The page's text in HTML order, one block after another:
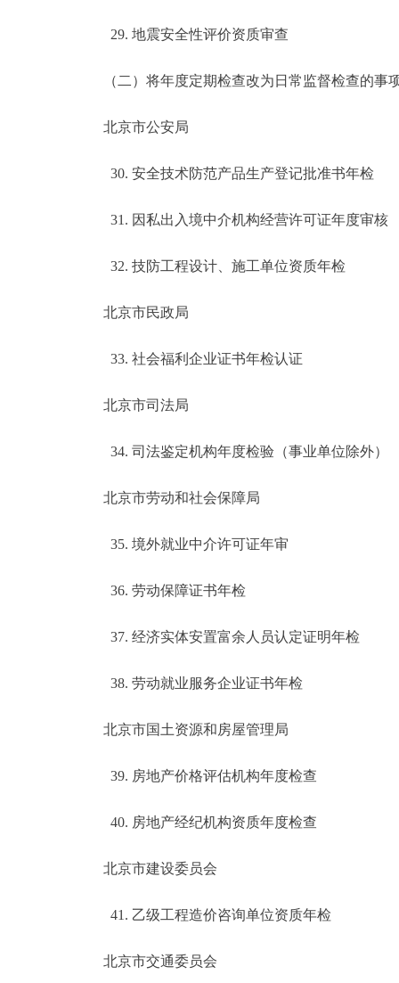
29. 地震安全性评价资质审查
（二）将年度定期检查改为日常监督检查的事
北京市公安局
30. 安全技术防范产品生产登记批准书年检
31. 因私出入境中介机构经营许可证年度审核
32. 技防工程设计、施工单位资质年检
北京市民政局
33. 社会福利企业证书年检认证
北京市司法局
34. 司法鉴定机构年度检验（事业单位除外）
北京市劳动和社会保障局
35. 境外就业中介许可证年审
36. 劳动保障证书年检
37. 经济实体安置富余人员认定证明年检
38. 劳动就业服务企业证书年检
北京市国土资源和房屋管理局
39. 房地产价格评估机构年度检查
40. 房地产经纪机构资质年度检查
北京市建设委员会
41. 乙级工程造价咨询单位资质年检
北京市交通委员会